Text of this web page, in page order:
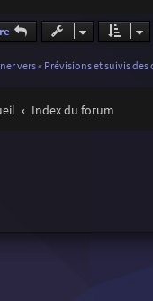
vers « Prévisions et suivis des
Index du forum